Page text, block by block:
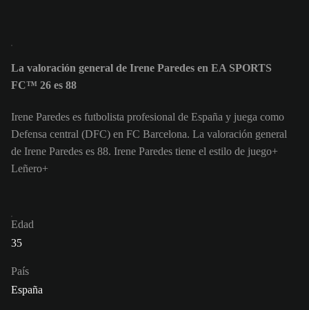
La valoración general de Irene Paredes en EA SPORTS
FC™ 26 es 88
Irene Paredes es futbolista profesional de España y juega como
Defensa central (DFC) en FC Barcelona. La valoración general
de Irene Paredes es 88. Irene Paredes tiene el estilo de juego+
Leñero+
Edad
35
País
España